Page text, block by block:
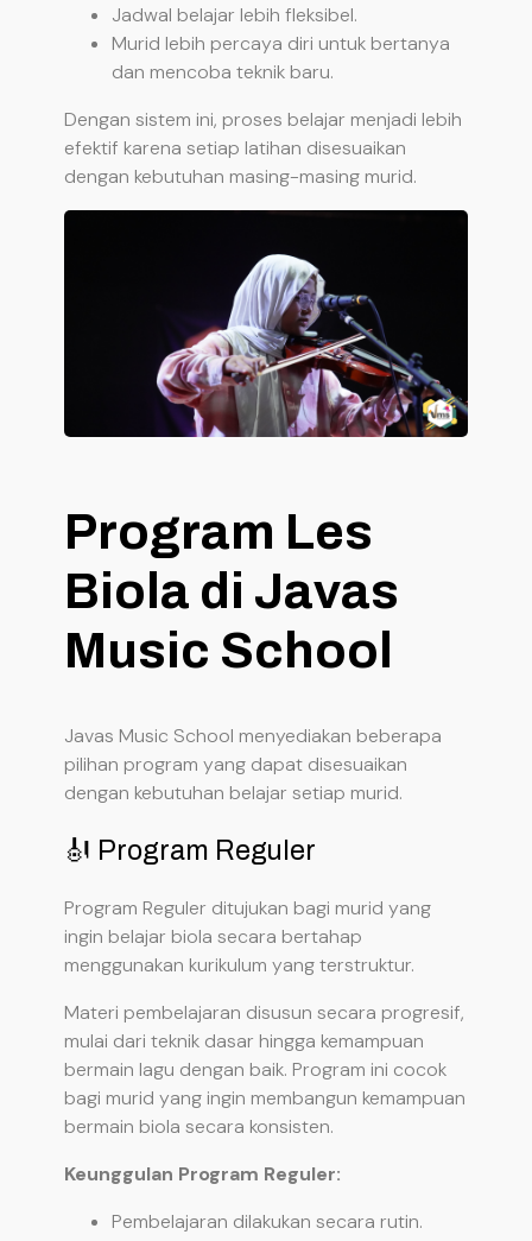
Jadwal belajar lebih fleksibel.
Murid lebih percaya diri untuk bertanya
dan mencoba teknik baru.
Dengan sistem ini, proses belajar menjadi lebih
efektif karena setiap latihan disesuaikan
dengan kebutuhan masing-masing murid.
Program Les
Biola di Javas
Music School
Javas Music School menyediakan beberapa
pilihan program yang dapat disesuaikan
dengan kebutuhan belajar setiap murid.
🎻 Program Reguler
Program Reguler ditujukan bagi murid yang
ingin belajar biola secara bertahap
menggunakan kurikulum yang terstruktur.
Materi pembelajaran disusun secara progresif,
mulai dari teknik dasar hingga kemampuan
bermain lagu dengan baik. Program ini cocok
bagi murid yang ingin membangun kemampuan
bermain biola secara konsisten.
Keunggulan Program Reguler:
Pembelajaran dilakukan secara rutin.